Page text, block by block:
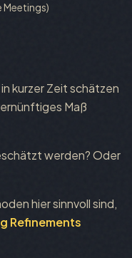
Meetings)
kurzer Zeit schätzen
Maß
werden? Oder
hier sinnvoll sind,
Refinements